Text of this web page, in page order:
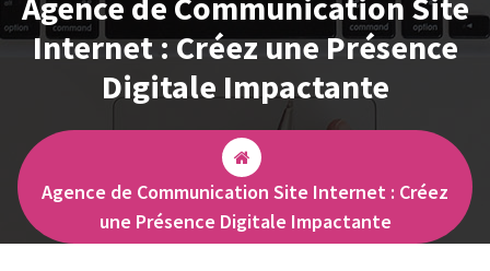
Internet : Créez une Présence
Digitale Impactante
Agence de Communication Site Internet : Créez
une Présence Digitale Impactante